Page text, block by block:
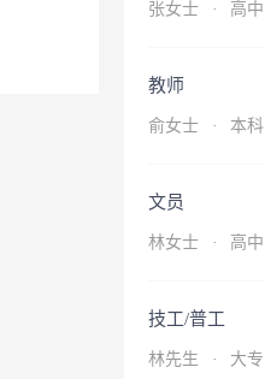
张女士 · 高中
教师
俞女士 · 本科
文员
林女士 · 高中
技工/普工
林先生 · 大专